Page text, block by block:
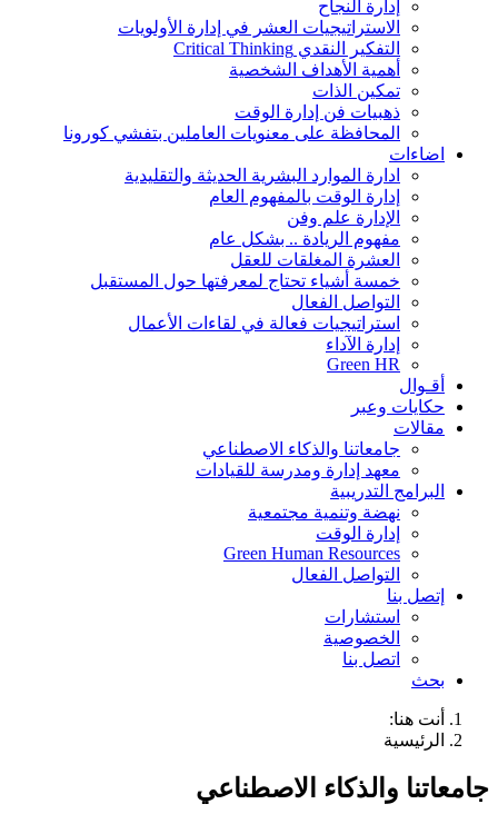
إدارة النجاح
الاستراتيجيات العشر في إدارة الأولويات
التفكير النقدي Critical Thinking
أهمية الأهداف الشخصية
تمكين الذات
ذهبيات فن إدارة الوقت
المحافظة على معنويات العاملين بتفشي كورونا
اضاءات
ادارة الموارد البشرية الحديثة والتقليدية
إدارة الوقت بالمفهوم العام
الإدارة علم وفن
مفهوم الريادة .. بشكل عام
العشرة المغلقات للعقل
خمسة أشياء تحتاج لمعرفتها حول المستقبل
التواصل الفعال
استراتيجيات فعالة في لقاءات الأعمال
إدارة الآداء
Green HR
أقـوال
حكايات وعبر
مقالات
جامعاتنا والذكاء الاصطناعي
معهد إدارة ومدرسة للقيادات
البرامج التدريبية
نهضة وتنمية مجتمعية
إدارة الوقت
Green Human Resources
التواصل الفعال
إتصل بنا
استشارات
الخصوصية
اتصل بنا
بحث
أنت هنا:
الرئيسية
جامعاتنا والذكاء الاصطناعي